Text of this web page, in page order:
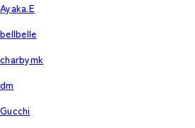
Ayaka.E
bellbelle
charbymk
dm
Gucchi